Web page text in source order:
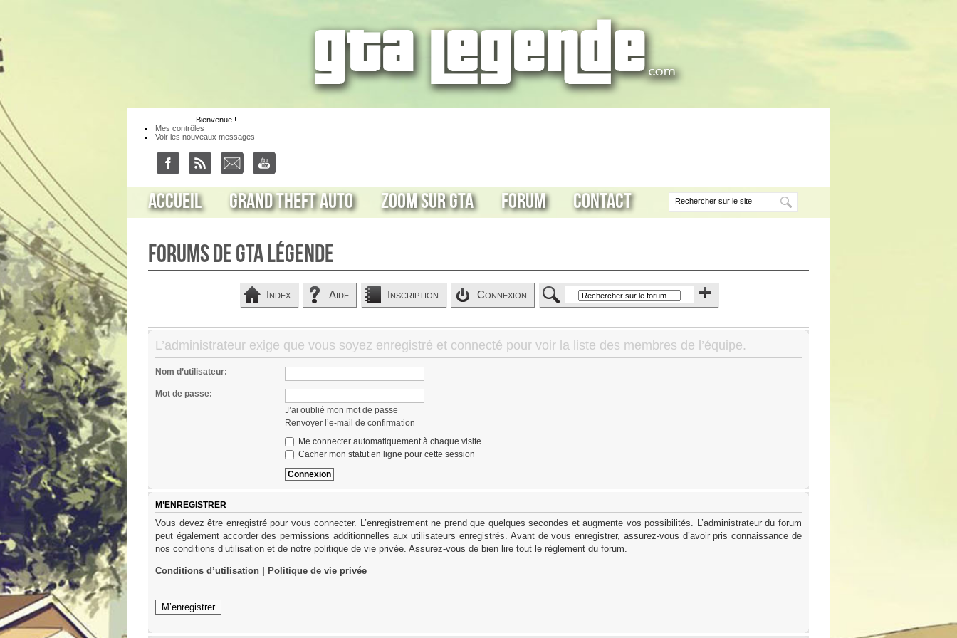
Bienvenue !
Mes contrôles
Voir les nouveaux messages
Accueil Grand Theft Auto Zoom sur GTA Forum Contact
Forums de GTA Légende
Index Aide Inscription Connexion
L’administrateur exige que vous soyez enregistré et connecté pour voir la liste des membres de l’équipe.
Nom d’utilisateur:
Mot de passe:
J’ai oublié mon mot de passe
Renvoyer l’e-mail de confirmation
Me connecter automatiquement à chaque visite
Cacher mon statut en ligne pour cette session
M’ENREGISTRER
Vous devez être enregistré pour vous connecter. L’enregistrement ne prend que quelques secondes et augmente vos possibilités. L’administrateur du forum
peut également accorder des permissions additionnelles aux utilisateurs enregistrés. Avant de vous enregistrer, assurez-vous d’avoir pris connaissance de
nos conditions d’utilisation et de notre politique de vie privée. Assurez-vous de bien lire tout le règlement du forum.
Conditions d’utilisation Politique de vie privée
M’enregistrer